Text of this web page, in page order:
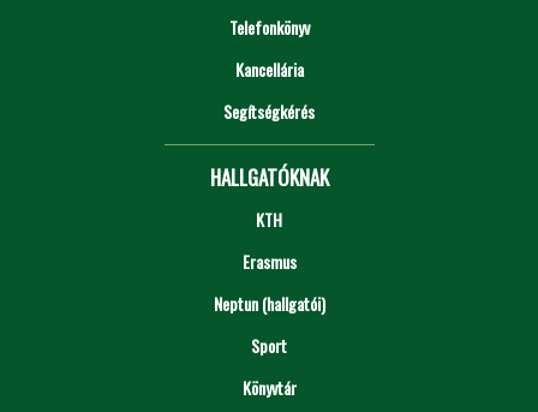
Telefonkönyv
Kancellária
Segítségkérés
HALLGATÓKNAK
KTH
Erasmus
Neptun (hallgatói)
Sport
Könyvtár